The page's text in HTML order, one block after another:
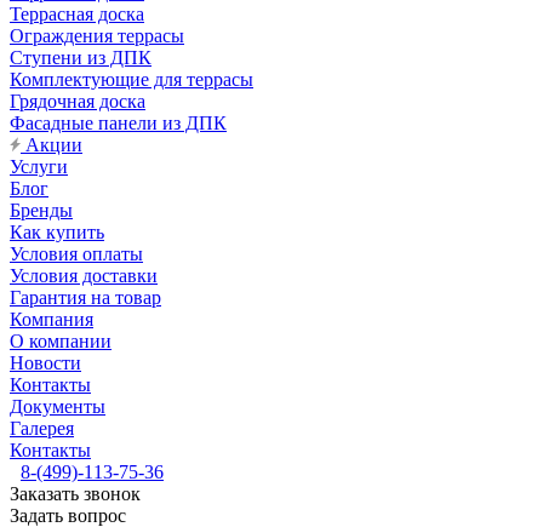
Террасная доска
Ограждения террасы
Ступени из ДПК
Комплектующие для террасы
Грядочная доска
Фасадные панели из ДПК
Акции
Услуги
Блог
Бренды
Как купить
Условия оплаты
Условия доставки
Гарантия на товар
Компания
О компании
Новости
Контакты
Документы
Галерея
Контакты
8-(499)-113-75-36
Заказать звонок
Задать вопрос